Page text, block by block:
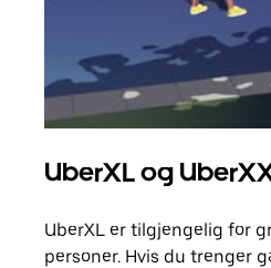
UberXL og
UberXL er tilgjengelig for
personer. Hvis du trenger